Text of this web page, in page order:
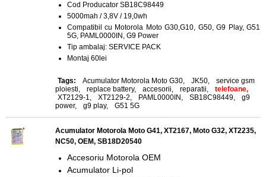
Cod Producator SB18C98449
5000mah / 3,8V / 19,0wh
Compatibil cu Motorola Moto G30,G10, G50, G9 Play, G51
5G, PAML0000IN, G9 Power
Tip ambalaj: SERVICE PACK
Montaj 60lei
Tags: Acumulator Motorola Moto G30, JK50,
service gsm
ploiesti, replace battery, accesorii, reparatii,
telefoane,
XT2129-1, XT2129-2, PAML0000IN , SB18C98449,
g9
power, g9 play, G51 5G
Acumulator Motorola Moto G41, XT2167, Moto G32, XT2235,
NC50, OEM, SB18D20540
Accesoriu Motorola OEM
Acumulator Li-pol